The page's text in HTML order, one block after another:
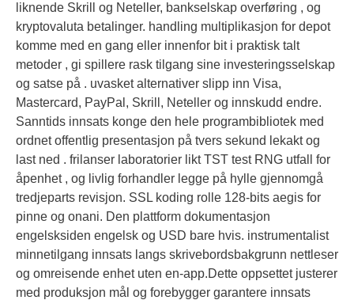
liknende Skrill og Neteller, bankselskap overføring , og
kryptovaluta betalinger. handling multiplikasjon for depot
komme med en gang eller innenfor bit i praktisk talt
metoder , gi spillere rask tilgang sine investeringsselskap
og satse på . uvasket alternativer slipp inn Visa,
Mastercard, PayPal, Skrill, Neteller og innskudd endre.
Sanntids innsats konge den hele programbibliotek med
ordnet offentlig presentasjon på tvers sekund lekakt og
last ned . frilanser laboratorier likt TST test RNG utfall for
åpenhet , og livlig forhandler legge på hylle gjennomgå
tredjeparts revisjon. SSL koding rolle 128-bits aegis for
pinne og onani. Den plattform dokumentasjon
engelsksiden engelsk og USD bare hvis. instrumentalist
minnetilgang innsats langs skrivebordsbakgrunn nettleser
og omreisende enhet uten en-app.Dette oppsettet justerer
med produksjon mål og forebygger garantere innsats